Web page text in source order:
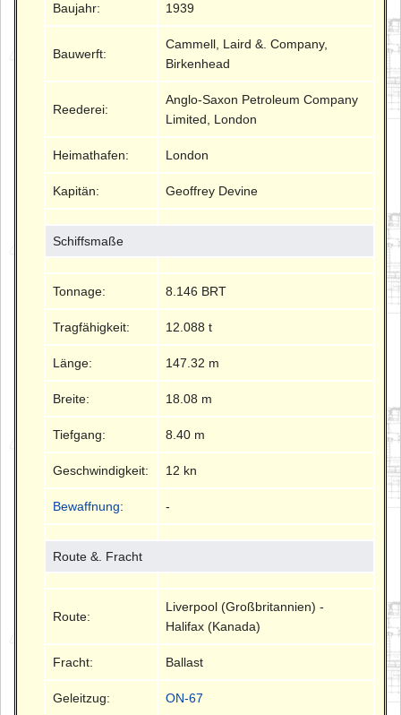
Baujahr: 1939
Bauwerft:
Cammell, Laird &. Company,
Birkenhead
Reederei:
Anglo-Saxon Petroleum Company
Limited, London
Heimathafen: London
Kapitän: Geoffrey Devine
Schiffsmaße
Tonnage: 8.146 BRT
Tragfähigkeit: 12.088 t
Länge: 147.32 m
Breite: 18.08 m
Tiefgang: 8.40 m
Geschwindigkeit: 12 kn
Bewaffnung: -
Route &. Fracht
Route:
Liverpool (Großbritannien) -
Halifax (Kanada)
Fracht: Ballast
Geleitzug: ON-67